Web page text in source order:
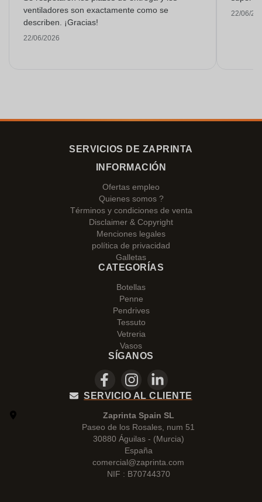
ventiladores son exactamente como se
describen. ¡Gracias!
22/06/2026
22/06/
SERVICIOS DE ZAPRINTA
INFORMACIÓN
Ofertas empleo
Quienes somos ?
Términos y condiciones de venta
Disclaimer & Copyright
Menciones legales
política de privacidad
Galletas
CATEGORÍAS
Botellas
Penne
Pendrives
Tessuto
Vetreria
Vasos
SÍGANOS
SERVICIO AL CLIENTE
Zaprinta Spain SL
Paseo de los Rosales, num 51
30880 Águilas - (Murcia)
España
comercial@zaprinta.com
NIF : B70744370